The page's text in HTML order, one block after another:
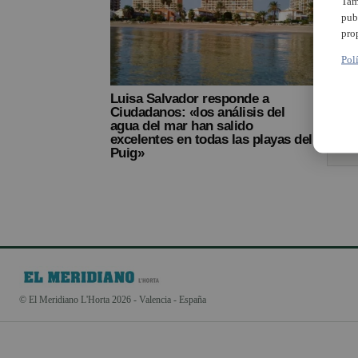
Luisa Salvador responde a
Ciudadanos: «los análisis del
agua del mar han salido
excelentes en todas las playas del
Puig»
© El Meridiano L'Horta 2026 - Valencia - España